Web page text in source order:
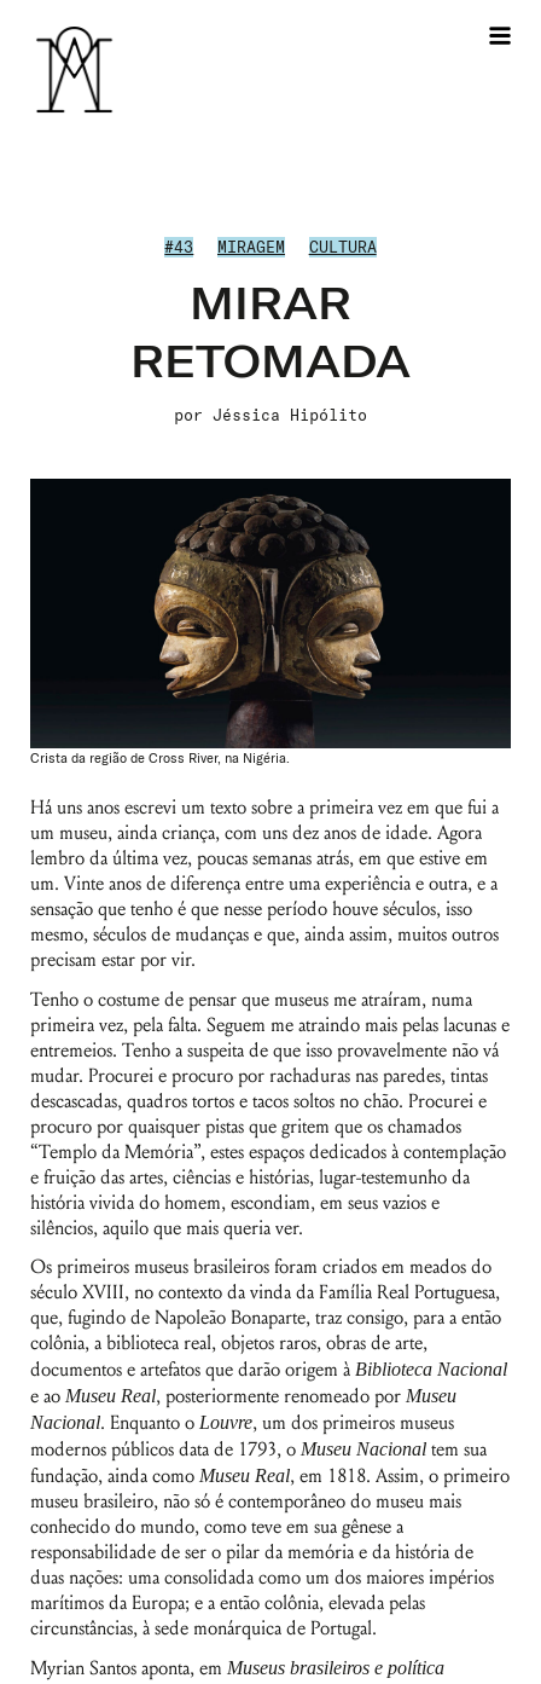
#43 MIRAGEM CULTURA
MIRAR
RETOMADA
por Jéssica Hipólito
Crista da região de Cross River, na Nigéria.
Há uns anos escrevi um texto sobre a primeira vez em que fui a
um museu, ainda criança, com uns dez anos de idade. Agora
lembro da última vez, poucas semanas atrás, em que estive em
um. Vinte anos de diferença entre uma experiência e outra, e a
sensação que tenho é que nesse período houve séculos, isso
mesmo, séculos de mudanças e que, ainda assim, muitos outros
precisam estar por vir.
Tenho o costume de pensar que museus me atraíram, numa
primeira vez, pela falta. Seguem me atraindo mais pelas lacunas e
entremeios. Tenho a suspeita de que isso provavelmente não vá
mudar. Procurei e procuro por rachaduras nas paredes, tintas
descascadas, quadros tortos e tacos soltos no chão. Procurei e
procuro por quaisquer pistas que gritem que os chamados
“Templo da Memória”, estes espaços dedicados à contemplação
e fruição das artes, ciências e histórias, lugar-testemunho da
história vivida do homem, escondiam, em seus vazios e
silêncios, aquilo que mais queria ver.
Os primeiros museus brasileiros foram criados em meados do
século XVIII, no contexto da vinda da Família Real Portuguesa,
que, fugindo de Napoleão Bonaparte, traz consigo, para a então
colônia, a biblioteca real, objetos raros, obras de arte,
documentos e artefatos que darão origem àBiblioteca Nacional
e aoMuseu Real, posteriormente renomeado porMuseu
Nacional. Enquanto oLouvre, um dos primeiros museus
modernos públicos data de 1793, oMuseu Nacional tem sua
fundação, ainda comoMuseu Real, em 1818. Assim, o primeiro
museu brasileiro, não só é contemporâneo do museu mais
conhecido do mundo, como teve em sua gênese a
responsabilidade de ser o pilar da memória e da história de
duas nações: uma consolidada como um dos maiores impérios
marítimos da Europa; e a então colônia, elevada pelas
circunstâncias, à sede monárquica de Portugal.
Myrian Santos aponta, emMuseus brasileiros e política